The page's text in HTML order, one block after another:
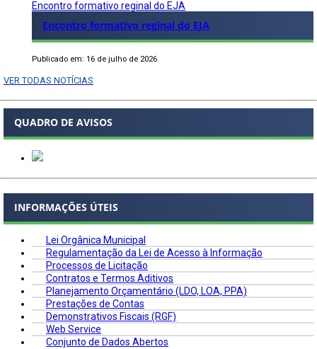
Encontro formativo reginal do EJA
Encontro formativo reginal do EJA
Publicado em: 16 de julho de 2026
VER TODAS NOTÍCIAS
QUADRO DE AVISOS
INFORMAÇÕES ÚTEIS
Lei Orgânica Municipal
Regulamentação da Lei de Acesso à Informação
Processos de Licitação
Contratos e Termos Aditivos
Planejamento Orçamentário (LDO, LOA, PPA)
Prestações de Contas
Demonstrativos Fiscais (RGF)
Web Service
Conjunto de Dados Abertos